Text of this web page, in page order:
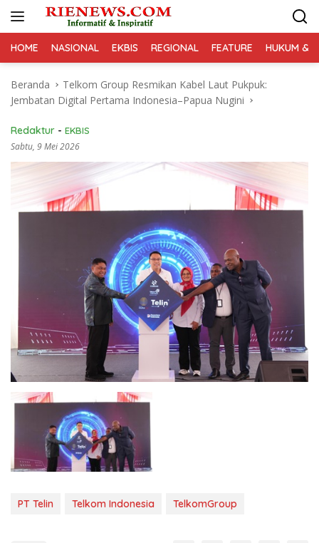
HOME NASIONAL EKBIS REGIONAL FEATURE HUKUM &
Beranda
Telkom Group Resmikan Kabel Laut Pukpuk:
Jembatan Digital Pertama Indonesia–Papua Nugini
Redaktur - EKBIS
Sabtu, 9 Mei 2026
PT Telin Telkom Indonesia TelkomGroup